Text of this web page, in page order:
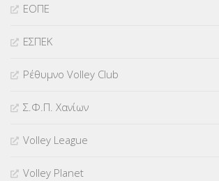
ΕΟΠΕ
ΕΣΠΕΚ
Ρέθυμνο Volley Club
Σ.Φ.Π. Χανίων
Volley League
Volley Planet